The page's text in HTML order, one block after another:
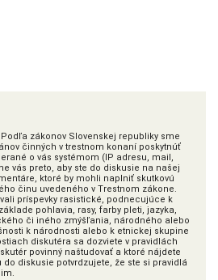
zákonov Slovenskej republiky sme
činných v trestnom konaní poskytnúť
o vás systémom (IP adresu, mail,
vás preto, aby ste do diskusie na našej
ktoré by mohli naplniť skutkovú
činu uvedeného v Trestnom zákone.
príspevky rasistické, podnecujúce k
pohlavia, rasy, farby pleti, jazyka,
či iného zmýšľania, národného alebo
k národnosti alebo k etnickej skupine
diskutéra sa dozviete v pravidlách
povinný naštudovať a ktoré nájdete
diskusie potvrdzujete, že ste si pravidlá